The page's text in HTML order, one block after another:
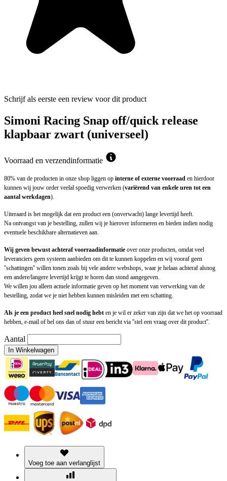
Schrijf als eerste een review voor dit product
Simoni Racing Snap off/quick release
klapbaar zwart (universeel)
Voorraad en verzendinformatie
80% van de producten in onze shop liggen op interne of externe voorraad en hierdoor
kunnen wij jouw order veelal spoedig verwerken (variërend van enkele uren tot een
aantal werkdagen).
Uiteraard is het mogelijk dat een product een (onverwacht) lange levertijd heeft.
Na ontvangst van je bestelling, zullen wij je hierover informeren en bieden indien nodig
eventuele beschikbare alternatieven aan.
Wij geven bewust achteraf voorraadinformatie over onze producten, omdat veel
leveranciers geen systeem aanbieden om dit te kunnen koppelen en wij vooraf geen
''schattingen'' willen tonen zoals bij vele andere webshops, waar je helaas achteraf alsnog
een andere/langere levertijd krijgt te horen dan stond aangegeven.
We willen jou alleen actuele informatie geven op het moment van verwerking van de
bestelling, zodat we je niet hebben kunnen misleiden met een schatting.
Als je een product heel snel nodig hebt en je wil er zeker van zijn dat we het op voorraad
hebben, e-mail of bel ons dan of stuur een bericht via ''stel een vraag over dit product''.
Aantal
In Winkelwagen
Voeg toe aan verlanglijst